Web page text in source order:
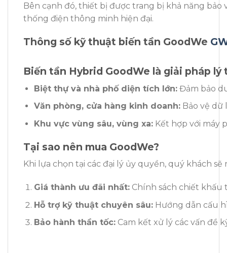
Bên cạnh đó, thiết bị được trang bị khả năng
thống điện thông minh hiện đại.
Thông số kỹ thuật biến tần GoodWe
Biến tần Hybrid GoodWe là giải pháp lý
Biệt thự và nhà phố diện tích lớn:Đảm bảo
Văn phòng, cửa hàng kinh doanh:Bảo vệ dữ
Khu vực vùng sâu, vùng xa:Kết hợp với máy
Tại sao nên mua GoodWe?
Khi lựa chọn tại các đại lý ủy quyền, quý khách sẽ
Giá thành ưu đãi nhất:Chính sách chiết khấu
Hỗ trợ kỹ thuật chuyên sâu:Hướng dẫn cấu
Bảo hành thần tốc:Cam kết xử lý các vấn đề